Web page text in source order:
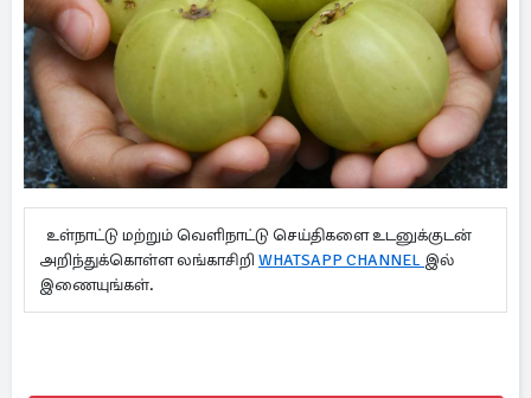
உள்நாட்டு மற்றும் வெளிநாட்டு செய்திகளை உடனுக்குடன்
அறிந்துக்கொள்ள லங்காசிறி WHATSAPP CHANNEL இல்
இணையுங்கள்.